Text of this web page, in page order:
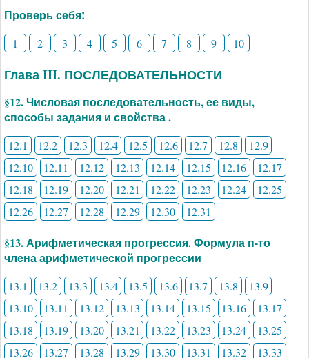
Проверь себя!
1 2 3 4 5 6 7 8 9 10
Глава III. ПОСЛЕДОВАТЕЛЬНОСТИ
§12. Числовая последовательность, ее виды,
способы задания и свойства .
12.1 12.2 12.3 12.4 12.5 12.6 12.7 12.8
12.9
12.10
12.11 12.12 12.13 12.14 12.15 12.16
12.17
12.18
12.19 12.20 12.21 12.22 12.23 12.24
12.25
12.26
12.27 12.28 12.29 12.30 12.31
§13. Арифметическая прогрессия. Формула п-то
члена арифметической прогрессии
13.1 13.2 13.3 13.4 13.5 13.6 13.7 13.8
13.9
13.10
13.11 13.12 13.13 13.14 13.15 13.16
13.17
13.18
13.19 13.20 13.21 13.22 13.23 13.24
13.25
13.26
13.27 13.28 13.29 13.30 13.31 13.32 13.33